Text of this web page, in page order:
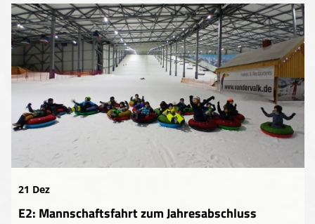
21 Dez
E2: Mannschaftsfahrt zum Jahresabschluss